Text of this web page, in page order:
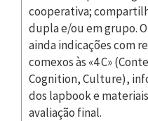
cooperativa;
dupla e/ou em grupo.
ainda indicações com
comexos às «4 C»
Cognition, Culture),
dos lapbook e
avaliação final.